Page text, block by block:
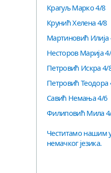
Крагуљ Марко 4/8
Крунић Хелена 4/8
Мартиновић Илија
Несторов Марија
Петровић Искра 4/
Петровић Теодора
Савић Немања 4/6
Филиповић Мила
Честитамо нашим
немачког језика.